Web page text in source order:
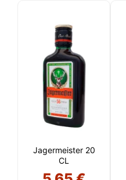
Jagermeister 20
CL